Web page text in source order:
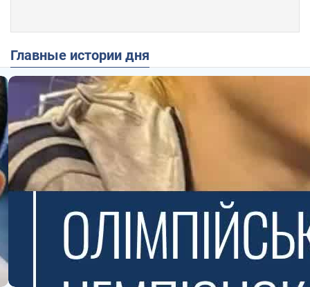
Главные истории дня